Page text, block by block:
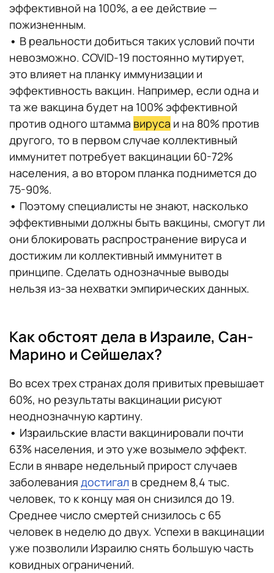
эффективной на 100%, а ее действие —
пожизненным.
• В реальности добиться таких условий почти
невозможно. COVID-19 постоянно мутирует,
это влияет на планку иммунизации и
эффективность вакцин. Например, если одна и
та же вакцина будет на 100% эффективной
против одного штамма вируса и на 80% против
другого, то в первом случае коллективный
иммунитет потребует вакцинации 60-72%
населения, а во втором планка поднимется до
75-90%.
• Поэтому специалисты не знают, насколько
эффективными должны быть вакцины, смогут ли
они блокировать распространение вируса и
достижим ли коллективный иммунитет в
принципе. Сделать однозначные выводы
нельзя из-за нехватки эмпирических данных.
Как обстоят дела в Израиле, Сан-
Марино и Сейшелах?
Во всех трех странах доля привитых превышает
60%, но результаты вакцинации рисуют
неоднозначную картину.
• Израильские власти вакцинировали почти
63% населения, и это уже возымело эффект.
Если в январе недельный прирост случаев
заболевания достигал в среднем 8,4 тыс.
человек, то к концу мая он снизился до 19.
Среднее число смертей снизилось с 65
человек в неделю до двух. Успехи в вакцинации
уже позволили Израилю снять большую часть
ковидных ограничений.